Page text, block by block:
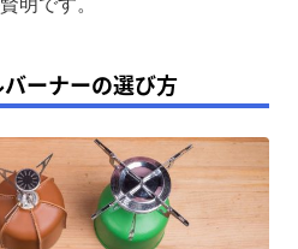
明です。
ーナーの選び方